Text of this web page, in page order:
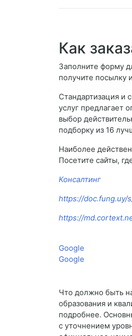
Как
Заполните форму
получите посылку
Стандартизация и
услуг предлагает
выбор
подборку из 16
Наиболее
Посетите сайты,
Консалтинг
https://doc.fung.uy/
https://
Google
Google
Что должно быть
образования и
подробнее.
с уточнением